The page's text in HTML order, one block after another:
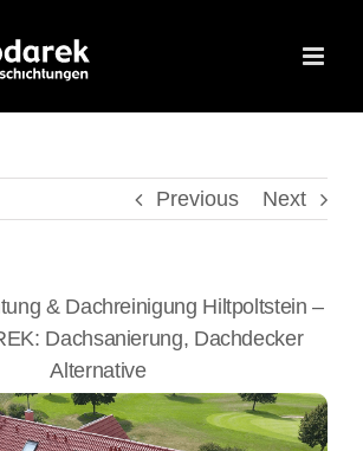
Previous Next
& Dachreinigung Hiltpoltstein –
Dachsanierung, Dachdecker
Alternative